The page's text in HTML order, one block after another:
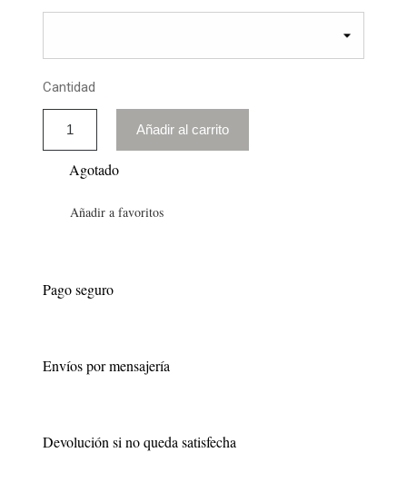
Cantidad
Añadir al carrito
Agotado
Añadir a favoritos
Pago seguro
Envíos por mensajería
Devolución si no queda satisfecha